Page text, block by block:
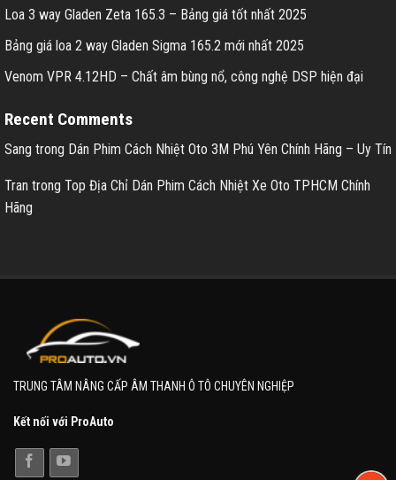
Loa 3 way Gladen Zeta 165.3 – Bảng giá tốt nhất 2025
Bảng giá loa 2 way Gladen Sigma 165.2 mới nhất 2025
Venom VPR 4.12HD – Chất âm bùng nổ, công nghệ DSP hiện đại
Recent Comments
Sang trong Dán Phim Cách Nhiệt Oto 3M Phú Yên Chính Hãng – Uy Tín
Tran trong Top Địa Chỉ Dán Phim Cách Nhiệt Xe Oto TPHCM Chính
Hãng
TRUNG TÂM NÂNG CẤP ÂM THANH Ô TÔ CHUYÊN NGHIỆP
Kết nối với ProAuto